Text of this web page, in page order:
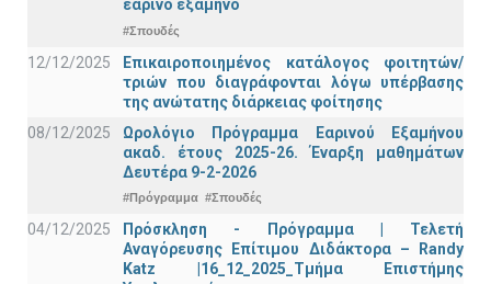
εαρινό εξάμηνο
#Σπουδές
12/12/2025
Επικαιροποιημένος κατάλογος φοιτητών/
τριών που διαγράφονται λόγω υπέρβασης
της ανώτατης διάρκειας φοίτησης
08/12/2025
Ωρολόγιο Πρόγραμμα Εαρινού Εξαμήνου
ακαδ. έτους 2025-26. Έναρξη μαθημάτων
Δευτέρα 9-2-2026
#Πρόγραμμα #Σπουδές
04/12/2025
Πρόσκληση - Πρόγραμμα | Τελετή
Αναγόρευσης Επίτιμου Διδάκτορα – Randy
Katz |16_12_2025_Τμήμα Επιστήμης